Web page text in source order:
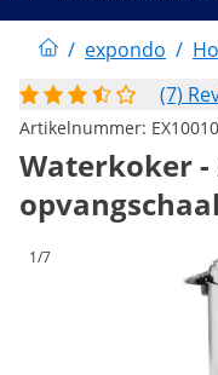
/ expondo /
(7)
Artikelnummer:
Waterkoker -
opvangschaal
1/7